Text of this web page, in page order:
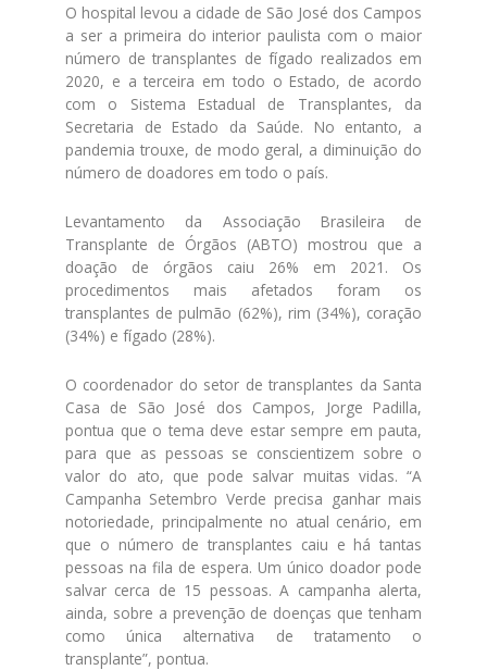
O hospital levou a cidade de São José dos Campos
a ser a primeira do interior paulista com o maior
número de transplantes de fígado realizados em
2020, e a terceira em todo o Estado, de acordo
com o Sistema Estadual de Transplantes, da
Secretaria de Estado da Saúde. No entanto, a
pandemia trouxe, de modo geral, a diminuição do
número de doadores em todo o país.
Levantamento da Associação Brasileira de
Transplante de Órgãos (ABTO) mostrou que a
doação de órgãos caiu 26% em 2021. Os
procedimentos mais afetados foram os
transplantes de pulmão (62%), rim (34%), coração
(34%) e fígado (28%).
O coordenador do setor de transplantes da Santa
Casa de São José dos Campos, Jorge Padilla,
pontua que o tema deve estar sempre em pauta,
para que as pessoas se conscientizem sobre o
valor do ato, que pode salvar muitas vidas. “A
Campanha Setembro Verde precisa ganhar mais
notoriedade, principalmente no atual cenário, em
que o número de transplantes caiu e há tantas
pessoas na fila de espera. Um único doador pode
salvar cerca de 15 pessoas. A campanha alerta,
ainda, sobre a prevenção de doenças que tenham
como única alternativa de tratamento o
transplante”, pontua.